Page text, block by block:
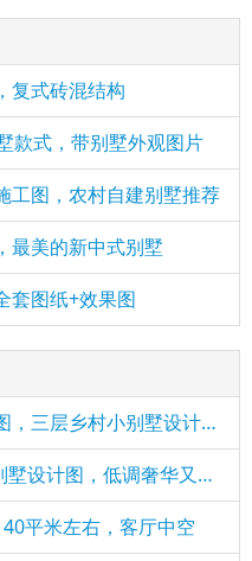
复式砖混结构
款式，带别墅外观图片
工图，农村自建别墅推荐
最美的新中式别墅
套图纸+效果图
田园风格别墅设计图纸及效果图，三层乡村小别墅设计方案
18×15米新中式高档农村三层别墅设计图，低调奢华又实用
平米左右，客厅中空